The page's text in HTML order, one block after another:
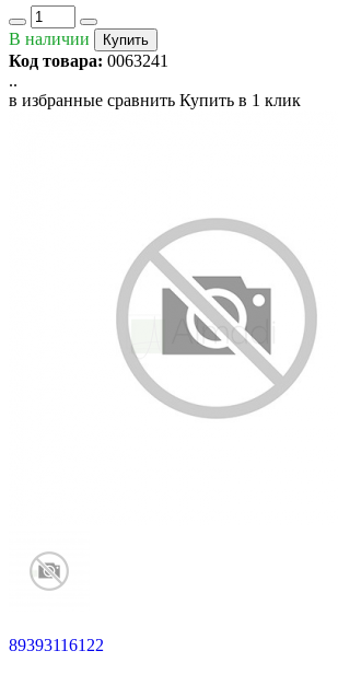
В наличии Купить
Код товара: 0063241
..
в избранные сравнить Купить в 1 клик
89393116122